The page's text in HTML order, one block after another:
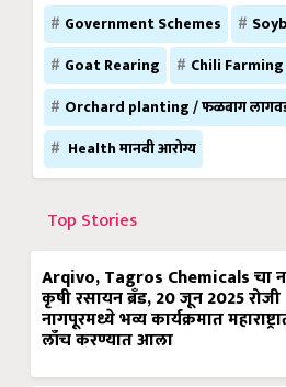
Government Schemes
Goat Rearing
Chili Farming
Orchard planting / फळबाग
Health मानवी आरोग्य
Top Stories
Arqivo, Tagros Chemicals चा
कृषी रसायन ब्रँड, 20 जून 2025 रोजी
नागपूरमध्ये भव्य कार्यक्रमात
लाँच करण्यात आला